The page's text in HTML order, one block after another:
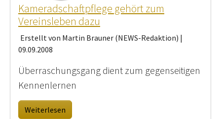
Kameradschaftpflege gehört zum
Vereinsleben dazu
Erstellt von Martin Brauner (NEWS-Redaktion) |
09.09.2008
Überraschungsgang dient zum gegenseitigen
Kennenlernen
Weiterlesen